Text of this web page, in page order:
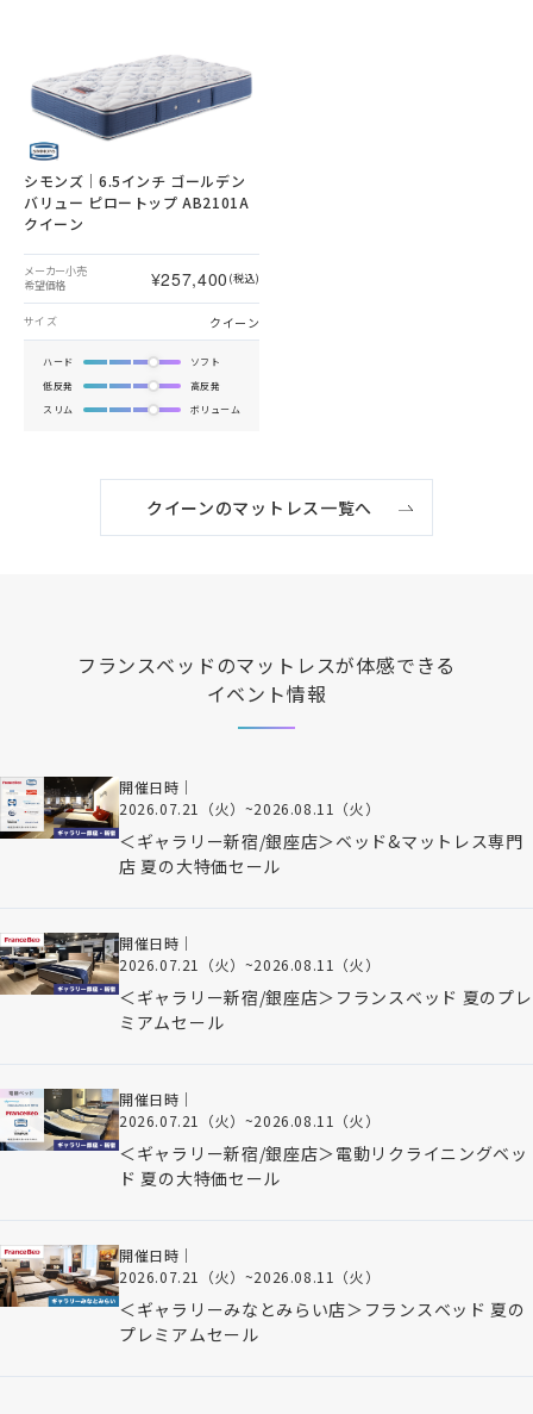
シモンズ｜6.5インチ ゴールデン
バリュー ピロートップ AB2101A
クイーン
メーカー小売
希望価格
¥257,400 (税込)
サイズ クイーン
ハード
ソフト
低反発
高反発
スリム
ボリューム
クイーンのマットレス一覧へ
フランスベッド のマットレスが体感できる
イベント情報
開催日時｜
2026.07.21（火） ~2026.08.11（火）
＜ギャラリー新宿/銀座店＞ベッド&マットレス専門
店 夏の大特価セール
開催日時｜
2026.07.21（火） ~2026.08.11（火）
＜ギャラリー新宿/銀座店＞フランスベッド 夏のプレ
ミアムセール
開催日時｜
2026.07.21（火） ~2026.08.11（火）
＜ギャラリー新宿/銀座店＞電動リクライニングベッ
ド 夏の大特価セール
開催日時｜
2026.07.21（火） ~2026.08.11（火）
＜ギャラリーみなとみらい店＞フランスベッド 夏の
プレミアムセール